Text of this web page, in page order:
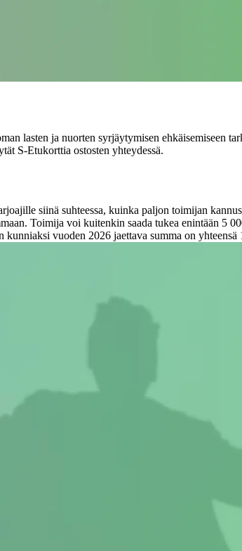
lasten ja nuorten syrjäytymisen ehkäisemiseen
S-Etukorttia ostosten yhteydessä.
siinä suhteessa, kuinka paljon toimijan
Toimija voi kuitenkin saada tukea enintään 5
kunniaksi vuoden 2026 jaettava summa on yhteensä